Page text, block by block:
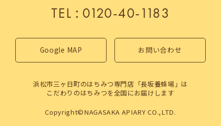
TEL：0120-40-1183
Google MAP お問い合わせ
浜松市三ヶ日町のはちみつ専門店「長坂養蜂場」は
こだわりのはちみつを全国にお届けします
Copyright©NAGASAKA APIARY CO.,LTD.